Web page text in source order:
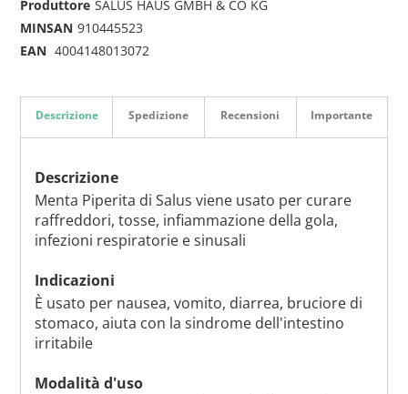
Produttore SALUS HAUS GMBH & CO KG
MINSAN 910445523
EAN 4004148013072
Descrizione
Descrizione
Menta Piperita di Salus viene usato per curare
raffreddori, tosse, infiammazione della gola,
infezioni respiratorie e sinusali
Indicazioni
È usato per nausea, vomito, diarrea, bruciore di
stomaco, aiuta con la sindrome dell'intestino
irritabile
Modalità d'uso
Spedizione Recensioni Importante